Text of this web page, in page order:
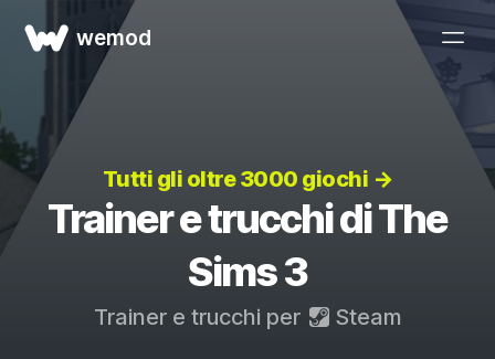
wemod
Tutti gli oltre 3000 giochi →
Trainer e trucchi di The
Sims 3
Trainer e trucchi per Steam